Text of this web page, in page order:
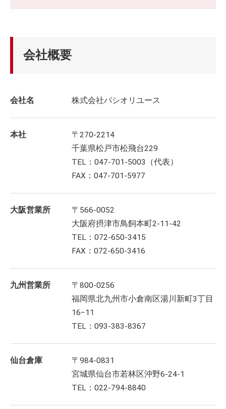
会社概要
会社名 株式会社パシオリユース
本社
〒270-2214
千葉県松戸市松飛台229
TEL：047-701-5003（代表）
FAX：047-701-5977
大阪営業所
〒566-0052
大阪府摂津市鳥飼本町2-11-42
TEL：072-650-3415
FAX：072-650-3416
九州営業所
〒800-0256
福岡県北九州市小倉南区湯川新町3丁目
16−11
TEL：093-383-8367
仙台倉庫
〒984-0831
宮城県仙台市若林区沖野6-24-1
TEL：022-794-8840